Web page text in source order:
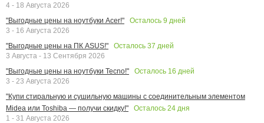
4 - 18 Августа 2026
"Выгодные цены на ноутбуки Acer!"
Осталось 9 дней
3 - 16 Августа 2026
"Выгодные цены на ПК ASUS!"
Осталось 37 дней
3 Августа - 13 Сентября 2026
"Выгодные цены на ноутбуки Tecno!"
Осталось 16 дней
3 - 23 Августа 2026
"Купи стиральную и сушильную машины с соединительным элементом
Midea или Toshiba — получи скидку!"
Осталось 24 дня
1 - 31 Августа 2026